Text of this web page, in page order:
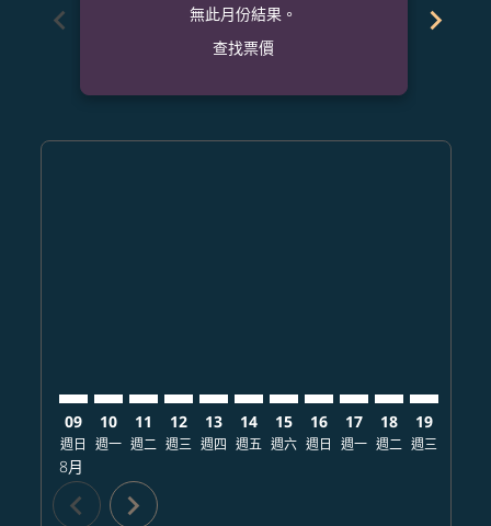
chevron_left
無此月份結果。
查找票價
chevron_right
09
週日
8月
10
週一
11
週二
12
週三
13
週四
14
週五
15
週六
16
週日
17
週一
18
週二
19
週三
chevron_left chevron_right